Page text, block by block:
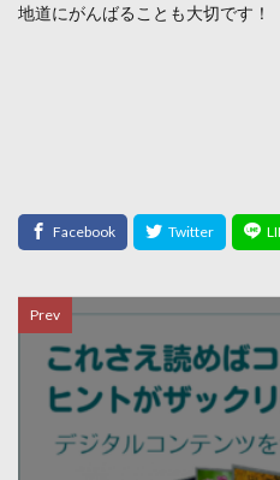
地道にがんばることも大切です！
Prev